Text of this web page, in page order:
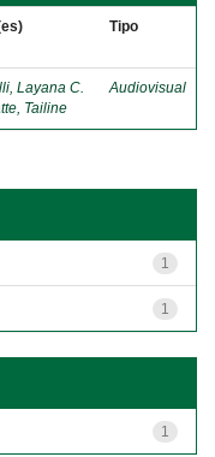
Tipo
Layana C.
Tailine
Audiovisual
1
1
1